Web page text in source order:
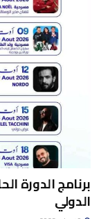
برنامج الدورة
الدولي